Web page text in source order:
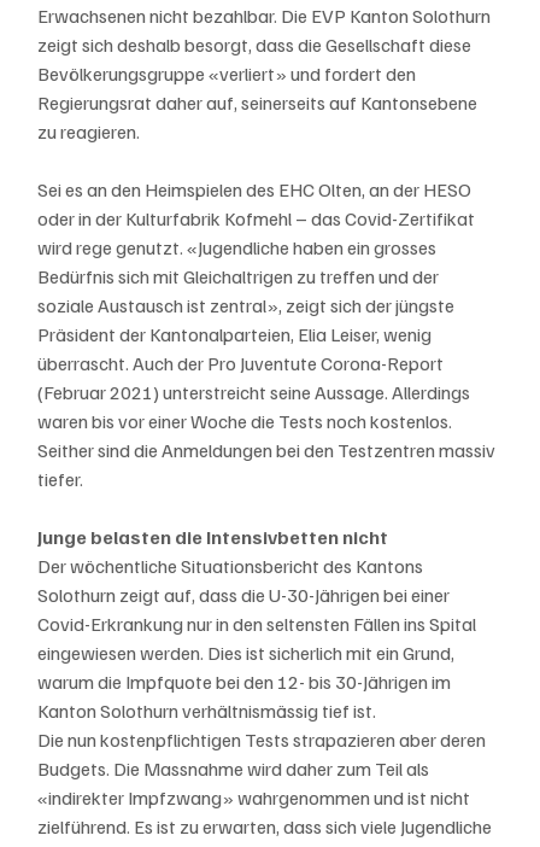
Erwachsenen nicht bezahlbar. Die EVP Kanton Solothurn
zeigt sich deshalb besorgt, dass die Gesellschaft diese
Bevölkerungsgruppe «verliert» und fordert den
Regierungsrat daher auf, seinerseits auf Kantonsebene
zu reagieren.
Sei es an den Heimspielen des EHC Olten, an der HESO
oder in der Kulturfabrik Kofmehl – das Covid-Zertifikat
wird rege genutzt. «Jugendliche haben ein grosses
Bedürfnis sich mit Gleichaltrigen zu treffen und der
soziale Austausch ist zentral», zeigt sich der jüngste
Präsident der Kantonalparteien, Elia Leiser, wenig
überrascht. Auch der Pro Juventute Corona-Report
(Februar 2021) unterstreicht seine Aussage. Allerdings
waren bis vor einer Woche die Tests noch kostenlos.
Seither sind die Anmeldungen bei den Testzentren massiv
tiefer.
Junge belasten die Intensivbetten nicht
Der wöchentliche Situationsbericht des Kantons
Solothurn zeigt auf, dass die U-30-Jährigen bei einer
Covid-Erkrankung nur in den seltensten Fällen ins Spital
eingewiesen werden. Dies ist sicherlich mit ein Grund,
warum die Impfquote bei den 12- bis 30-Jährigen im
Kanton Solothurn verhältnismässig tief ist.
Die nun kostenpflichtigen Tests strapazieren aber deren
Budgets. Die Massnahme wird daher zum Teil als
«indirekter Impfzwang» wahrgenommen und ist nicht
zielführend. Es ist zu erwarten, dass sich viele Jugendliche